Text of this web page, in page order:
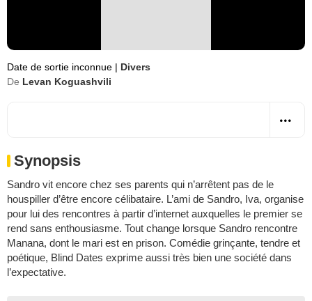
Date de sortie inconnue | Divers
De Levan Koguashvili
Synopsis
Sandro vit encore chez ses parents qui n’arrêtent pas de le
houspiller d’être encore célibataire. L’ami de Sandro, Iva, organise
pour lui des rencontres à partir d’internet auxquelles le premier se
rend sans enthousiasme. Tout change lorsque Sandro rencontre
Manana, dont le mari est en prison. Comédie grinçante, tendre et
poétique, Blind Dates exprime aussi très bien une société dans
l’expectative.